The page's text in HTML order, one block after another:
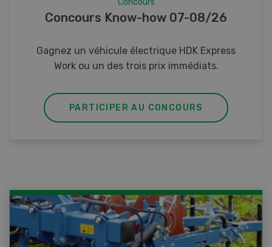
Photo mystère 07-08/26
Gagnez l’un des cinq couteaux de poche LANDI
PARTICIPER AU CONCOURS